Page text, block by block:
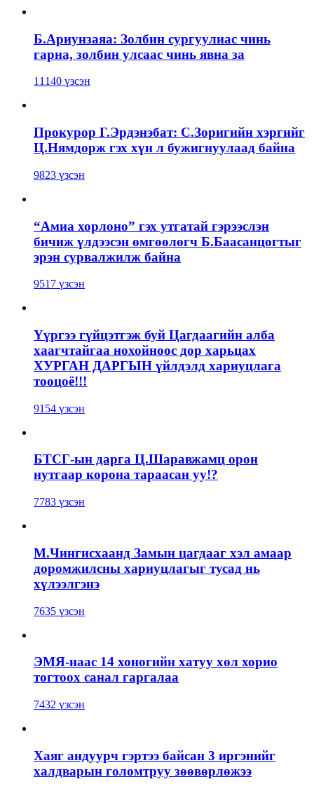
Б.Ариунзаяа: Золбин сургуулиас чинь
гарна, золбин улсаас чинь явна за
11140 үзсэн
Прокурор Г.Эрдэнэбат: С.Зоригийн хэргийг
Ц.Нямдорж гэх хүн л бужигнуулаад байна
9823 үзсэн
“Амиа хорлоно” гэх утгатай гэрээслэн
бичиж үлдээсэн өмгөөлөгч Б.Баасанцогтыг
эрэн сурвалжилж байна
9517 үзсэн
Үүргээ гүйцэтгэж буй Цагдаагийн алба
хаагчтайгаа нохойноос дор харьцах
ХУРГАН ДАРГЫН үйлдэлд хариуцлага
тооцоё!!!
9154 үзсэн
БТСГ-ын дарга Ц.Шаравжамц орон
нутгаар корона тараасан уу!?
7783 үзсэн
М.Чингисхаанд Замын цагдааг хэл амаар
доромжилсны хариуцлагыг тусад нь
хүлээлгэнэ
7635 үзсэн
ЭМЯ-наас 14 хоногийн хатуу хөл хорио
тогтоох санал гаргалаа
7432 үзсэн
Хаяг андуурч гэртээ байсан 3 иргэнийг
халдварын голомтруу зөөвөрлөжээ